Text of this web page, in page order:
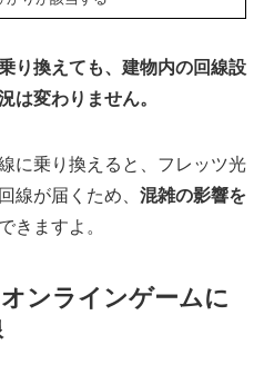
り換えても、建物内の回線設
は変わりません。
に乗り換えると、フレッツ光
線が届くため、 混雑の影響を
きますよ。
ンラインゲームに